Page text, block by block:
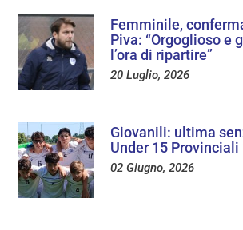
Femminile,
Piva: “Orgoglioso e
l’ora di ripartire”
20 Luglio, 2026
Giovanili: ultima
Under 15 Provinciali
02 Giugno, 2026